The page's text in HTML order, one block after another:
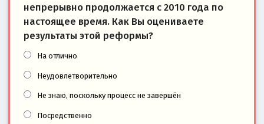
непрерывно продолжается с 2010 года по
настоящее время. Как Вы оцениваете
результаты этой реформы?
На отлично
Неудовлетворительно
Не знаю, поскольку процесс не завершён
Посредственно